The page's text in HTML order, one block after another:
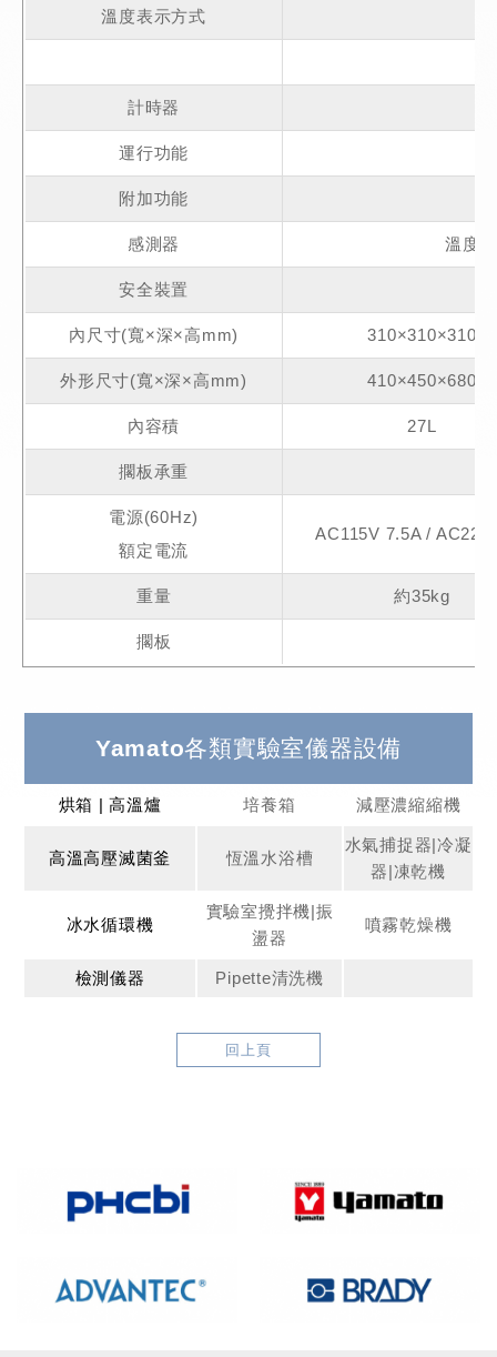
溫度表示方式
計時器
運行功能
附加功能
感測器 溫度
安全裝置
內尺寸(寬×深×高mm) 310×310×310
外形尺寸(寬×深×高mm) 410×450×680
內容積 27L
擱板承重
電源(60Hz)
額定電流
AC115V 7.5A /
重量 約35kg
擱板
Yamato各類實驗室儀器設備
烘箱 | 高溫爐 培養箱 減壓濃縮縮機
高溫高壓滅菌釜 恆溫水浴槽
水氣捕捉器|冷凝
器|凍乾機
冰水循環機
實驗室攪拌機|振
盪器
噴霧乾燥機
檢測儀器 Pipette清洗機
回上頁